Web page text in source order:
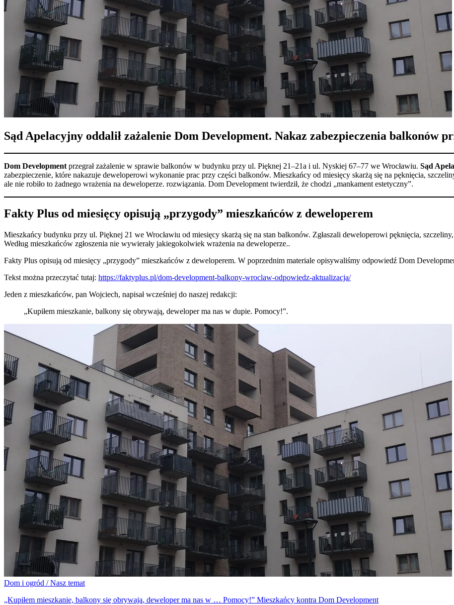
Sąd Apelacyjny oddalił zażalenie Dom Development. Nakaz zabezpieczenia balkonów
Dom Development przegrał zażalenie w sprawie balkonów w budynku przy ul. Pięknej 21–21a i ul. Nyskiej 67–77 we Wrocławiu. Sąd
zabezpieczenie, które nakazuje deweloperowi wykonanie prac przy części balkonów. Mieszkańcy od miesięcy skarżą się na pęknięcia,
ale nie robiło to żadnego wrażenia na deweloperze. rozwiązania. Dom Development twierdził, że chodzi „mankament estetyczny”.
Fakty Plus od miesięcy opisują „przygody” mieszkańców z deweloperem
Mieszkańcy budynku przy ul. Pięknej 21 we Wrocławiu od miesięcy skarżą się na stan balkonów. Zgłaszali deweloperowi pęknięcia,
Według mieszkańców zgłoszenia nie wywierały jakiegokolwiek wrażenia na deweloperze..
Fakty Plus opisują od miesięcy „przygody” mieszkańców z deweloperem. W poprzednim materiale opisywaliśmy odpowiedź Dom
Tekst można przeczytać tutaj: https://faktyplus.pl/dom-development-balkony-wroclaw-odpowiedz-aktualizacja/
Jeden z mieszkańców, pan Wojciech, napisał wcześniej do naszej redakcji:
„Kupiłem mieszkanie, balkony się obrywają, deweloper ma nas w dupie. Pomocy!”.
Dom i ogród / Nasz temat
„Kupiłem mieszkanie, balkony się obrywają, deweloper ma nas w … Pomocy!” Mieszkańcy kontra Dom Development